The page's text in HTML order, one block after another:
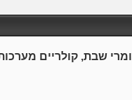
שבת, קולריים